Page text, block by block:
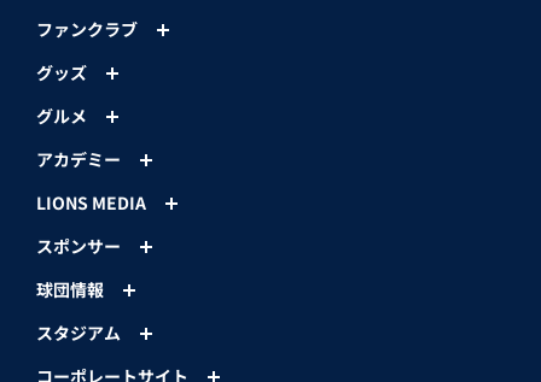
ファンクラブ
グッズ
グルメ
アカデミー
LIONS MEDIA
スポンサー
球団情報
スタジアム
コーポレートサイト